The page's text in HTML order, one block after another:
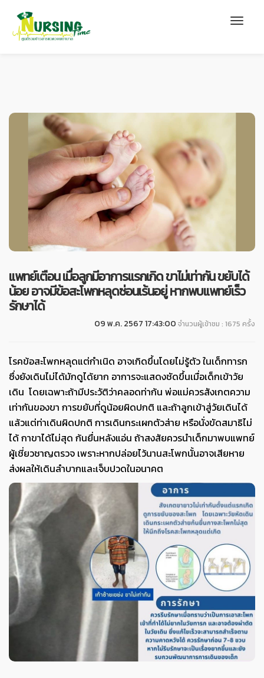
แพทย์เตือน เมื่อลูกมีอาการแรกเกิด ขาไม่เท่ากัน ขยับได้
น้อย อาจมีข้อสะโพกหลุดซ่อนเร้นอยู่ หากพบแพทย์เร็ว
รักษาได้
09 พ.ค. 2567 17:43:00 จำนวนผู้เข้าชม : 1675 ครั้ง
โรคข้อสะโพกหลุดแต่กำเนิด อาจเกิดขึ้นโดยไม่รู้ตัว ในเด็กทารก
ซึ่งยังเดินไม่ได้มักดูได้ยาก อาการจะแสดงชัดขึ้นเมื่อเด็กเข้าวัย
เดิน โดยเฉพาะถ้ามีประวัติว่าคลอดท่าก้น พ่อแม่ควรสังเกตความ
เท่ากันของขา การขยับที่ดูน้อยผิดปกติ และถ้าลูกเข้าสู่วัยเดินได้
แล้วแต่ท่าเดินผิดปกติ การเดินกระเผกตัวส่าย หรือนั่งขัดสมาธิไม่
ได้ กาขาได้ไม่สุด ก้นยื่นหลังแอ่น ถ้าสงสัยควรนำเด็กมาพบแพทย์
ผู้เชี่ยวชาญตรวจ เพราะหากปล่อยไว้นานสะโพกนั้นอาจเสียหาย
ส่งผลให้เดินลำบากและเจ็บปวดในอนาคต